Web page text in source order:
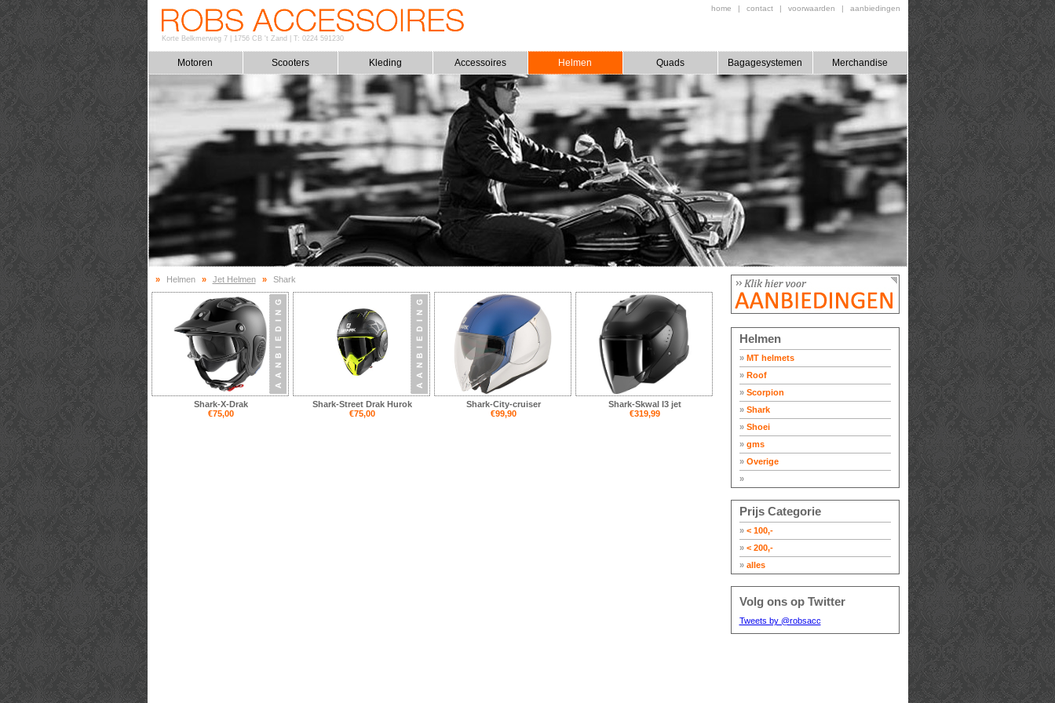
Korte Belkmerweg 7| 1756 CB 't Zand T: 0224 591230
home | contact | voorwaarden | aanbiedingen
Motoren Scooters Kleding Accessoires Helmen Quads Bagagesystemen Merchandise
Helmen
» MT helmets
» Roof
» Scorpion
» Shark
» Shoei
» gms
» Overige
»
Prijs Categorie
» < 100,-
» < 200,-
» alles
Volg ons op Twitter
Tweets by @robsacc
» Helmen » Jet Helmen » Shark
Shark-X-Drak
€75,00
Shark-Street Drak Hurok
€75,00
Shark-City-cruiser
€99,90
Shark-Skwal I3 jet
€319,99